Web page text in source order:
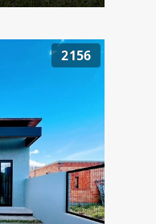
2156